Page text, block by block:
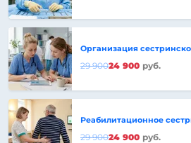
Организация
29 90024 900 руб.
Реабилитационное
29 90024 900 руб.